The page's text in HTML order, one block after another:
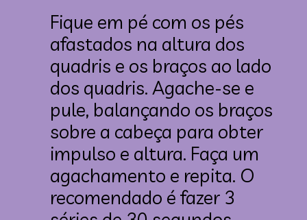
Fique em pé com os pés
afastados na altura dos
quadris e os braços ao lado
dos quadris. Agache-se e
pule, balançando os braços
sobre a cabeça para obter
impulso e altura. Faça um
agachamento e repita. O
recomendado é fazer 3